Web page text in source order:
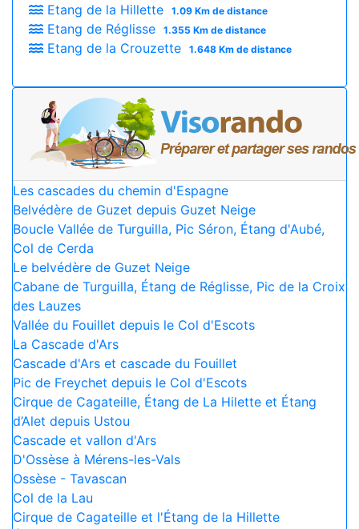
Etang de la Hillette 1.09 Km de distance
Etang de Réglisse 1.355 Km de distance
Etang de la Crouzette 1.648 Km de distance
Les cascades du chemin d'Espagne
Belvédère de Guzet depuis Guzet Neige
Boucle Vallée de Turguilla, Pic Séron, Étang d'Aubé,
Col de Cerda
Le belvédère de Guzet Neige
Cabane de Turguilla, Étang de Réglisse, Pic de la Croix
des Lauzes
Vallée du Fouillet depuis le Col d'Escots
La Cascade d'Ars
Cascade d'Ars et cascade du Fouillet
Pic de Freychet depuis le Col d'Escots
Cirque de Cagateille, Étang de La Hilette et Étang
d’Alet depuis Ustou
Cascade et vallon d'Ars
D'Ossèse à Mérens-les-Vals
Ossèse - Tavascan
Col de la Lau
Cirque de Cagateille et l'Étang de la Hillette